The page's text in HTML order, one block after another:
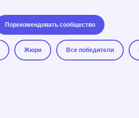
Порекомендовать сообщество
Жюри Все победители